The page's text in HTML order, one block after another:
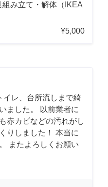
組み立て・解体（IKEA
¥5,000
イレ、台所流しまで綺
ました。 以前業者に
赤カビなどの汚れがし
りしました！ 本当に
またよろしくお願い